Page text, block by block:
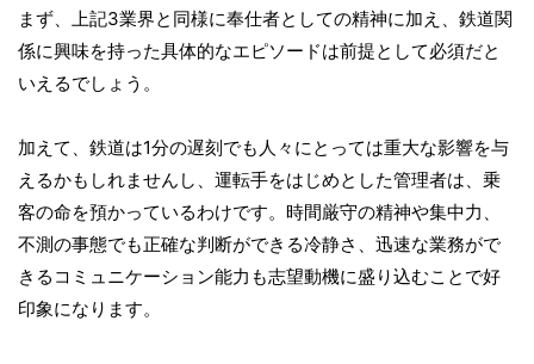
まず、上記3業界と同様に奉仕者としての精神に加え、鉄道関
係に興味を持った具体的なエピソードは前提として必須だと
いえるでしょう。
加えて、鉄道は1分の遅刻でも人々にとっては重大な影響を与
えるかもしれませんし、運転手をはじめとした管理者は、乗
客の命を預かっているわけです。時間厳守の精神や集中力、
不測の事態でも正確な判断ができる冷静さ、迅速な業務がで
きるコミュニケーション能力も志望動機に盛り込むことで好
印象になります。